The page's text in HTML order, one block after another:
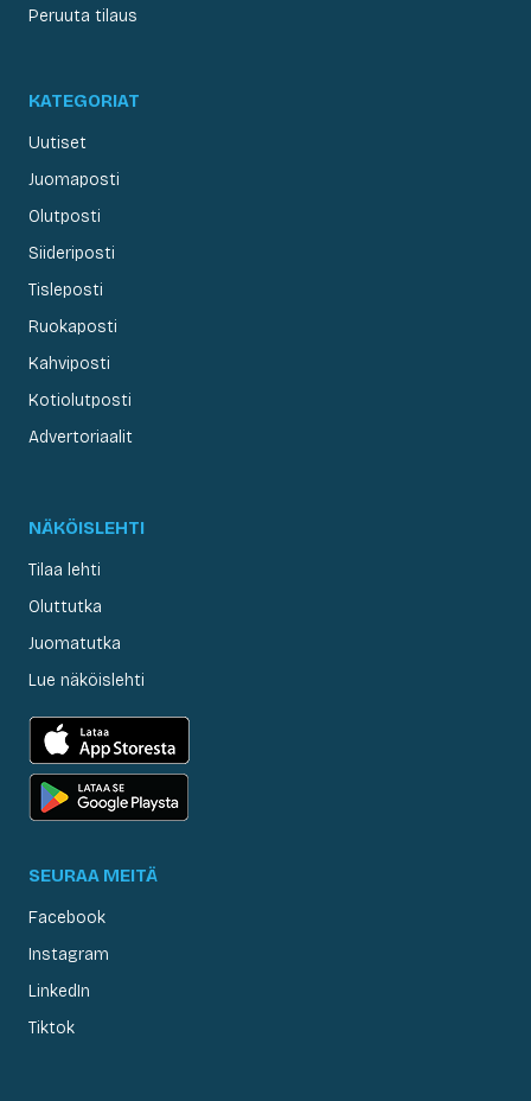
Peruuta tilaus
KATEGORIAT
Uutiset
Juomaposti
Olutposti
Siideriposti
Tisleposti
Ruokaposti
Kahviposti
Kotiolutposti
Advertoriaalit
NÄKÖISLEHTI
Tilaa lehti
Oluttutka
Juomatutka
Lue näköislehti
SEURAA MEITÄ
Facebook
Instagram
LinkedIn
Tiktok